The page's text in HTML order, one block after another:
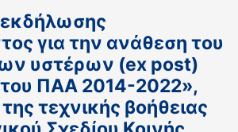
για την ανάθεση του
υστέρων (ex post)
του ΠΑΑ 2014-2022»,
τεχνικής βοήθειας